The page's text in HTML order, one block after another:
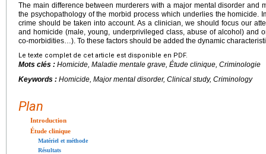
The main difference between murderers with a major mental disorder and
the psychopathology of the morbid process which underlies the homicide.
crime should be taken into account. As a clinician, we should focus our
and homicide (male, young, underprivileged class, abuse of alcohol) and
co-morbidities…). To these factors should be added the dynamic
Le texte complet de cet article est disponible en PDF.
Mots clés : Homicide, Maladie mentale grave, Étude clinique, Criminologie
Keywords : Homicide, Major mental disorder, Clinical study, Criminology
Plan
Introduction
Étude clinique
Matériel et méthode
Résultats